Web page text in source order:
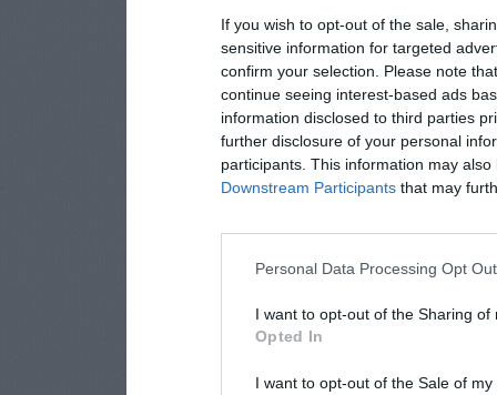
If you wish to opt-out of the sale,
sensitive information for targeted
confirm your selection. Please note
continue seeing interest-based ads
information disclosed to third parties
further disclosure of your personal
participants. This information may
Downstream Participants that may
Personal Data Processing Opt
I want to opt-out of the Sharing of
Opted In
I want to opt-out of the Sale of